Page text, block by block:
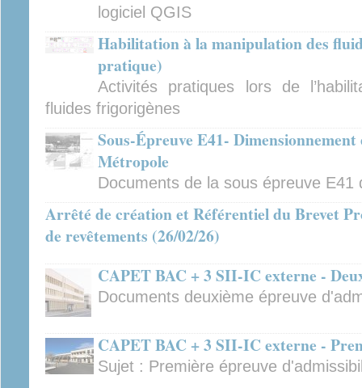
logiciel QGIS
Habilitation à la manipulation des
pratique)
Activités pratiques lors de
fluides frigorigènes
Sous-Épreuve E41-
Métropole
Documents de la sous épreuve E41
Arrêté de création et Référentiel du Brevet
de revêtements (26/02/26)
CAPET BAC + 3 SII-IC externe -
Documents deuxième épreuve
CAPET BAC + 3 SII-IC externe -
Sujet : Première épreuve